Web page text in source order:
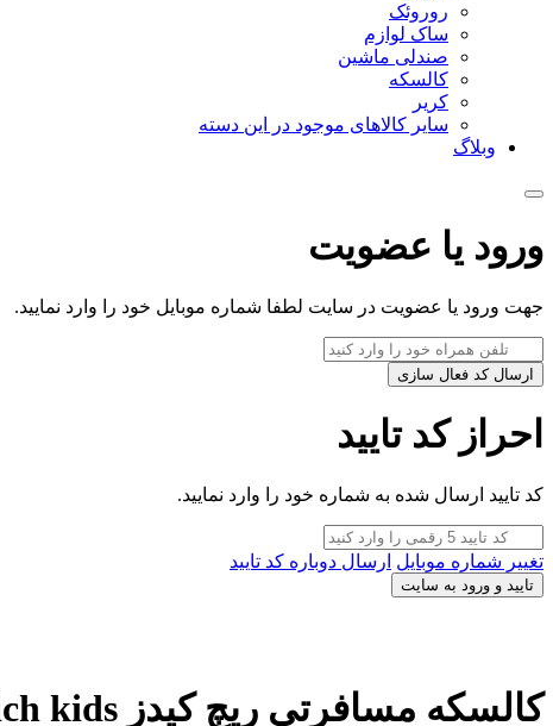
روروئک
ساک لوازم
صندلی ماشین
کالسکه
کریر
سایر کالاهای موجود در این دسته
وبلاگ
ورود یا عضویت
جهت ورود یا عضویت در سایت لطفا شماره موبایل خود را وارد نمایید.
ارسال کد فعال سازی
احراز کد تایید
کد تایید ارسال شده به شماره خود را وارد نمایید.
تغییر شماره موبایل ارسال دوباره کد تایید
تایید و ورود به سایت
کالسکه مسافرتی ریچ کیدز rich kids مدل baby5 مشکی بدنه طلایی